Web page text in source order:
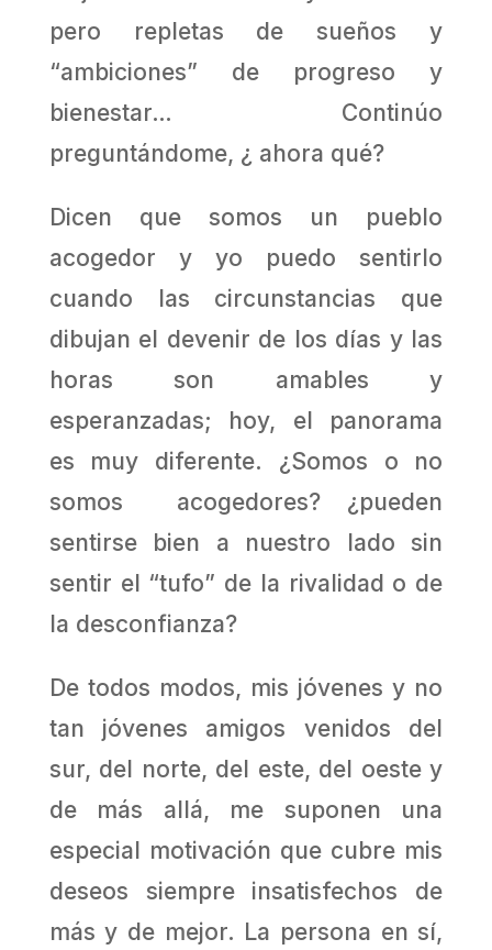
pero repletas de sueños y
“ambiciones” de progreso y
bienestar… Continúo
preguntándome, ¿ ahora qué?
Dicen que somos un pueblo
acogedor y yo puedo sentirlo
cuando las circunstancias que
dibujan el devenir de los días y las
horas son amables y
esperanzadas; hoy, el panorama
es muy diferente. ¿Somos o no
somos acogedores? ¿pueden
sentirse bien a nuestro lado sin
sentir el “tufo” de la rivalidad o de
la desconfianza?
De todos modos, mis jóvenes y no
tan jóvenes amigos venidos del
sur, del norte, del este, del oeste y
de más allá, me suponen una
especial motivación que cubre mis
deseos siempre insatisfechos de
más y de mejor. La persona en sí,